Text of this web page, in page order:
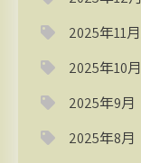
2025年11月
2025年10月
2025年9月
2025年8月